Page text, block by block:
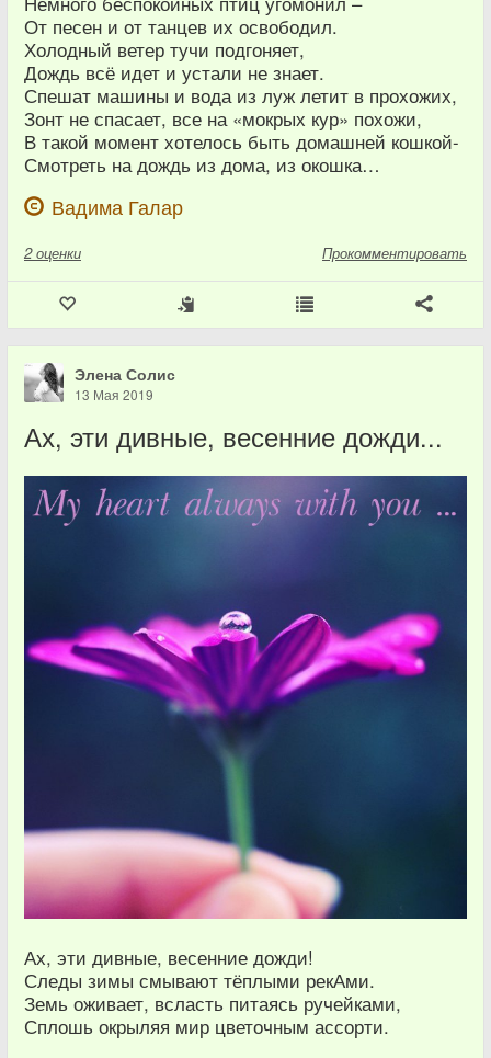
От песен и от танцев их освободил.
Холодный ветер тучи подгоняет,
Дождь всё идет и устали не знает.
Спешат машины и вода из луж летит в прохожих,
Зонт не спасает, все на «мокрых кур» похожи,
В такой момент хотелось быть домашней кошкой-
Смотреть на дождь из дома, из окошка…
Вадима Галар
2 оценки Прокомментировать
Элена Солис
13 Мая 2019
Ах, эти дивные, весенние дожди...
Ах, эти дивные, весенние дожди!
Следы зимы смывают тёплыми рекАми.
Земь оживает, всласть питаясь ручейками,
Сплошь окрыляя мир цветочным ассорти.